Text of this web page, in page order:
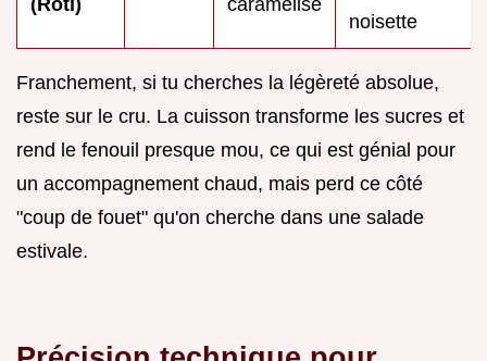
noisette
Franchement, si tu cherches la légèreté absolue,
reste sur le cru. La cuisson transforme les sucres et
rend le fenouil presque mou, ce qui est génial pour
un accompagnement chaud, mais perd ce côté
"coup de fouet" qu'on cherche dans une salade
estivale.